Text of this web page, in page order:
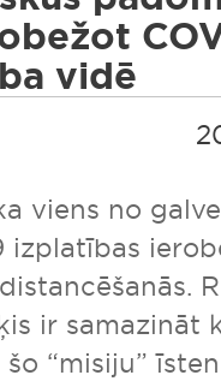
vidē
viens no
izplatības
ir samazināt
“misiju”